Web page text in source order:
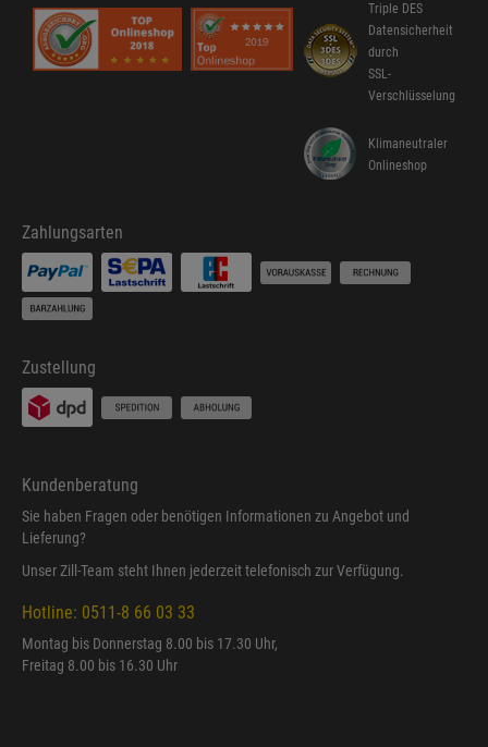
Triple DES
Datensicherheit
durch
SSL-
Verschlüsselung
Klimaneutraler
Onlineshop
Zahlungsarten
Zustellung
Kundenberatung
Sie haben Fragen oder benötigen Informationen zu Angebot und
Lieferung?
Unser Zill-Team steht Ihnen jederzeit telefonisch zur Verfügung.
Hotline: 0511-8 66 03 33
Montag bis Donnerstag 8.00 bis 17.30 Uhr,
Freitag 8.00 bis 16.30 Uhr